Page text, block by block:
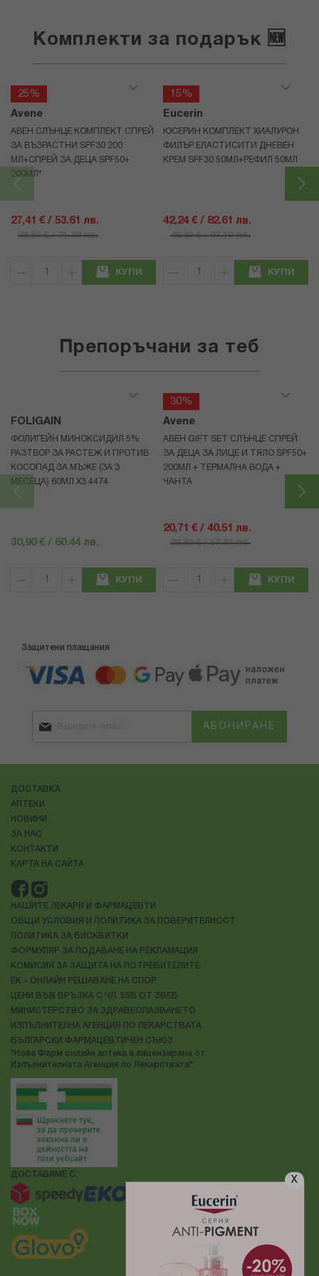
X
Комплекти за подарък 🆕
25%
Avene
АВЕН СЛЪНЦЕ КОМПЛЕКТ СПРЕЙ
ЗА ВЪЗРАСТНИ SPF30 200
МЛ+СПРЕЙ ЗА ДЕЦА SPF50+
200МЛ*
27,41 € / 53.61 лв.
36,55 € / 71.49 лв.
КУПИ
15%
Eucerin
ЮСЕРИН КОМПЛЕКТ ХИАЛУРОН
ФИЛЪР ЕЛАСТИСИТИ ДНЕВЕН
КРЕМ SPF30 50МЛ+РЕФИЛ 50МЛ
42,24 € / 82.61 лв.
49,69 € / 97.19 лв.
КУПИ
Препоръчани за теб
FOLIGAIN
ФОЛИГЕЙН МИНОКСИДИЛ 5%
РАЗТВОР ЗА РАСТЕЖ И ПРОТИВ
КОСОПАД ЗА МЪЖЕ (ЗА 3
МЕСЕЦА) 60МЛ X3 4474
30,90 € / 60.44 лв.
КУПИ
30%
Avene
АВЕН GIFT SET СЛЪНЦЕ СПРЕЙ
ЗА ДЕЦА ЗА ЛИЦЕ И ТЯЛО SPF50+
200МЛ + ТЕРМАЛНА ВОДА +
ЧАНТА
20,71 € / 40.51 лв.
29,59 € / 57.87 лв.
КУПИ
Защитени плащания
АБОНИРАНЕ
ДОСТАВКА
АПТЕКИ
НОВИНИ
ЗА НАС
КОНТАКТИ
КАРТА НА САЙТА
НАШИТЕ ЛЕКАРИ И ФАРМАЦЕВТИ
ОБЩИ УСЛОВИЯ И ПОЛИТИКА ЗА ПОВЕРИТЕЛНОСТ
ПОЛИТИКА ЗА БИСКВИТКИ
ФОРМУЛЯР ЗА ПОДАВАНЕ НА РЕКЛАМАЦИЯ
КОМИСИЯ ЗА ЗАЩИТА НА ПОТРЕБИТЕЛИТЕ
ЕК - ОНЛАЙН РЕШАВАНЕ НА СПОР
ЦЕНИ ВЪВ ВРЪЗКА С ЧЛ. 55Б ОТ ЗВЕБ
МИНИСТЕРСТВО ЗА ЗДРАВЕОПАЗВАНЕТО
ИЗПЪЛНИТЕЛНА АГЕНЦИЯ ПО ЛЕКАРСТВАТА
БЪЛГАРСКИ ФАРМАЦЕВТИЧЕН СЪЮЗ
"Нове Фарм онлайн аптека е лицензирана от
Изпълнителната Агенция по Лекарствата"
ДОСТАВЯМЕ С: